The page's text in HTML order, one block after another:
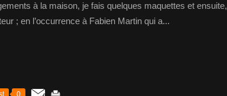
à la maison, je fais quelques maquettes et ensuite,
; en l’occurrence à Fabien Martin qui a...
0